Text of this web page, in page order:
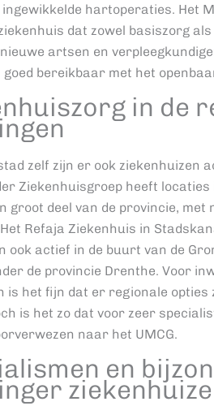
ingewikkelde hartoperaties. Het
dat zowel basiszorg
artsen en
goed bereikbaar met het
in de
zelf zijn er ook ziekenhuizen
Ziekenhuisgroep heeft locaties
groot deel van de provincie,
Refaja Ziekenhuis in
ook actief in de buurt van de
de provincie Drenthe. Voor
is het fijn dat er regionale
is het zo dat voor zeer
naar het UMCG.
en